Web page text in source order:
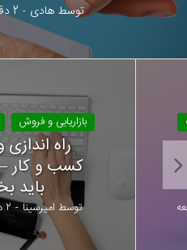
توسط هادی 2 دقیقه زمان مطالعه
بازاریابی و فروش
راه
کسب و کار –
باید
توسط امیرسینا 2 دقیقه زمان مطالعه